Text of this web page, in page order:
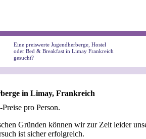
Eine preiswerte Jugendherberge, Hostel
oder Bed & Breakfast in Limay Frankreich
gesucht?
in Limay, Frankreich
pro Person.
Gründen können wir zur Zeit leider
ist sicher erfolgreich.